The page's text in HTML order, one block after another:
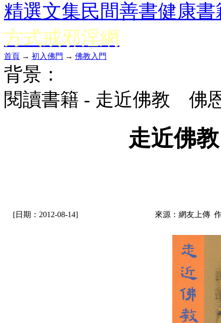
精選文集民間善書健康書
方式戒邪淫網
首頁 → 初入佛門 → 佛教入門
背景：
閱讀書籍 - 走近佛教 佛
走近佛
[日期：2012-08-14] 來源：網友上傳